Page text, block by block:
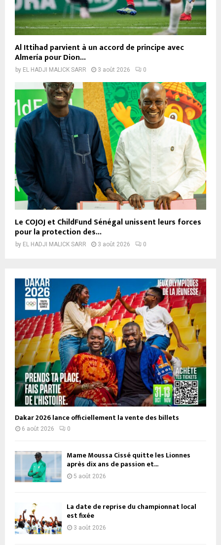
Al Ittihad parvient à un accord de principe avec
Almería pour Dion...
by EL HADJI MALICK SARR 3 août 2026 0
Le COJOJ et ChildFund Sénégal unissent leurs forces
pour la protection des...
by EL HADJI MALICK SARR 3 août 2026 0
Dakar 2026 lance officiellement la vente des billets
6 août 2026 0
Mame Moussa Cissé quitte les Lionnes
après dix ans de passion et...
5 août 2026
La date de reprise du championnat local
est fixée
3 août 2026